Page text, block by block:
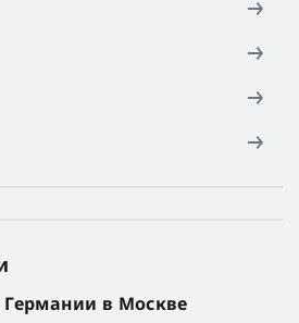
Германии в Москве